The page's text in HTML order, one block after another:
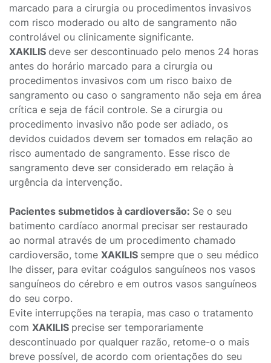
marcado para a cirurgia ou procedimentos invasivos
com risco moderado ou alto de sangramento não
controlável ou clinicamente significante.
XAKILIS deve ser descontinuado pelo menos 24 horas
antes do horário marcado para a cirurgia ou
procedimentos invasivos com um risco baixo de
sangramento ou caso o sangramento não seja em área
crítica e seja de fácil controle. Se a cirurgia ou
procedimento invasivo não pode ser adiado, os
devidos cuidados devem ser tomados em relação ao
risco aumentado de sangramento. Esse risco de
sangramento deve ser considerado em relação à
urgência da intervenção.
Pacientes submetidos à cardioversão: Se o seu
batimento cardíaco anormal precisar ser restaurado
ao normal através de um procedimento chamado
cardioversão, tome XAKILIS sempre que o seu médico
lhe disser, para evitar coágulos sanguíneos nos vasos
sanguíneos do cérebro e em outros vasos sanguíneos
do seu corpo.
Evite interrupções na terapia, mas caso o tratamento
com XAKILIS precise ser temporariamente
descontinuado por qualquer razão, retome-o o mais
breve possível, de acordo com orientações do seu